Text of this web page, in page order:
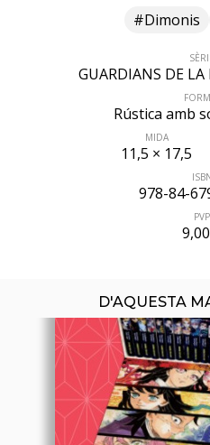
#Dimonis
GUARDIANS DE
Rústica amb
MIDA
11,5 × 17,5
978-84-
PVP
D'AQUESTA
ÚLTIM